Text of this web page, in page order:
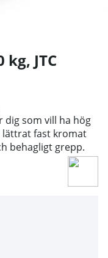
kg, JTC
dig som vill ha hög
lättrat fast kromat
behagligt grepp.